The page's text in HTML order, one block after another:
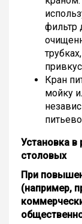
фильтр
Кран
мойку
Установка в
столовых
При
(например,